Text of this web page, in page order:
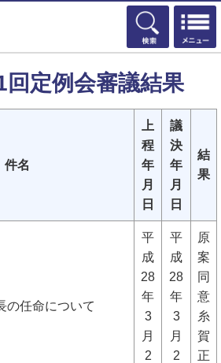
検索
定例会審議結果
件名
上
程
年
月
日
議
決
年
月
日
結
果
の任命について
平
成
28
年
3
月
2
平
成
28
年
3
月
2
原
案
同
意
糸
賀
正